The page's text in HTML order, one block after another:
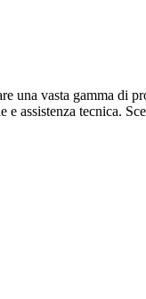
vasta gamma di
assistenza tecnica.